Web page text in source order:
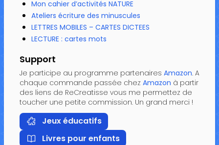
Mon cahier d’activités NATURE
Ateliers écriture des minuscules
LETTRES MOBILES – CARTES DICTEES
LECTURE : cartes mots
Support
Je participe au programme partenaires Amazon. A
chaque commande passée chez Amazon à partir
des liens de ReCreatisse vous me permettez de
toucher une petite commission. Un grand merci !
Jeux éducatifs
Livres pour enfants